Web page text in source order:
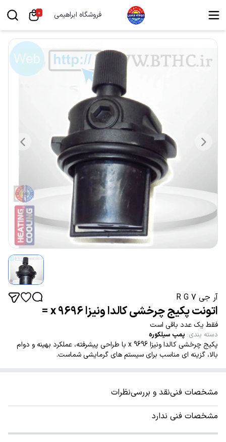
فروشگاه ابراهیمی 0
آر جی 7 R G
اتونت پکیج چرخشی کالدا ونیزا 9696 x =
فقط یک عدد باقی است
دسته بندی: پمپ سیلکوره
پکیج چرخشی کالدا ونیزا 9696 x با طراحی پیشرفته، عملکرد بهینه و دوام
بالا، گزینه ای مناسب برای سیستم های گرمایشی شماست.
مشخصات فنینقد و بررسینظرات
مشخصات فنی ندارد